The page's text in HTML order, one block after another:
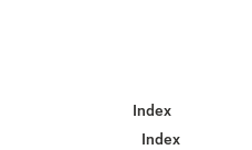
Index
Index